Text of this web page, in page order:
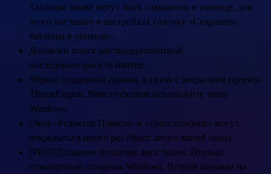
Таблицы также могут быть сохранены в уникоде, для
этого поставьте в настройках галочку «Сохранять
таблицы в уникоде».
Добавлен поиск шестнадцатибитной
последовательности байтов.
Убрана поддержка скинов, в связи с закрытием проекта
ThemeEngine. Вместо скинов используйте темы
Windows.
Окна «Редактор Памяти» и «Дисассемблер» могут
открываться много раз (будет много копий окон).
[PRO] Добавлен отладчик двух типов. Первый
стандартный отладчик Windows. Второй основан на